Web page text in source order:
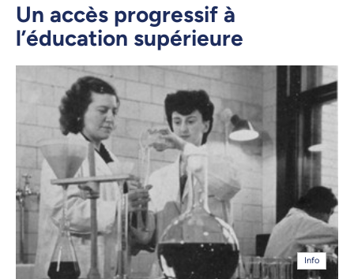
Un accès progressif à
l’éducation supérieure
Info